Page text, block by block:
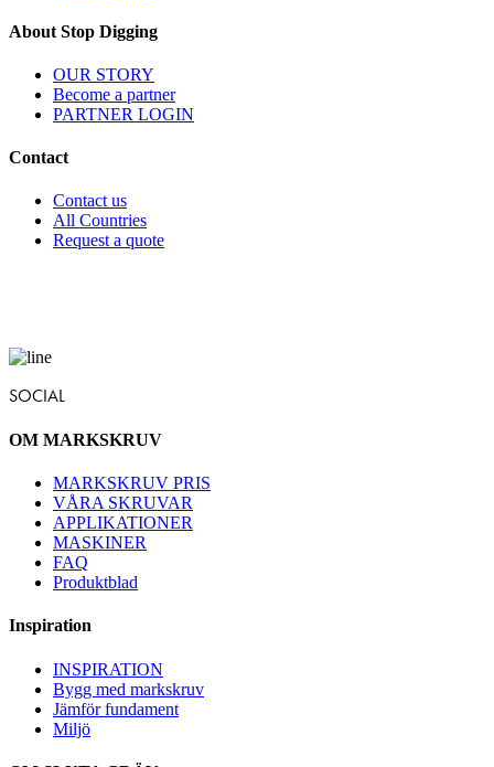
About Stop Digging
OUR STORY
Become a partner
PARTNER LOGIN
Contact
Contact us
All Countries
Request a quote
SOCIAL
OM MARKSKRUV
MARKSKRUV PRIS
VÅRA SKRUVAR
APPLIKATIONER
MASKINER
FAQ
Produktblad
Inspiration
INSPIRATION
Bygg med markskruv
Jämför fundament
Miljö